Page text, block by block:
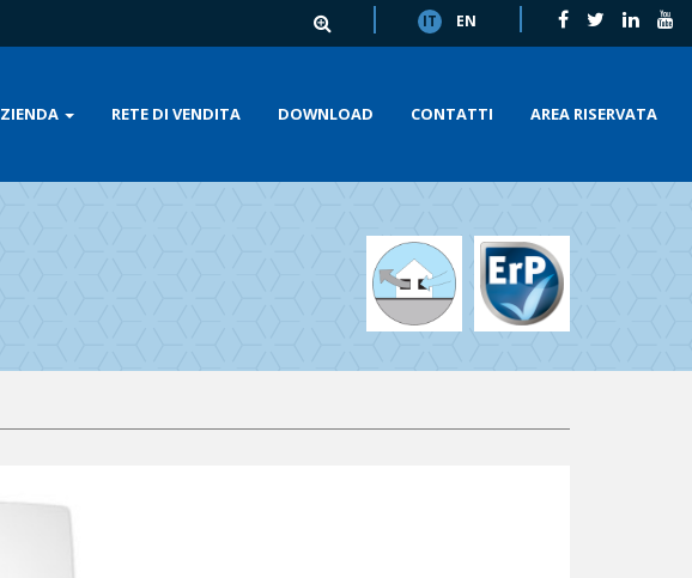
IT EN
RETE DI VENDITA DOWNLOAD CONTATTI AREA RISERVATA